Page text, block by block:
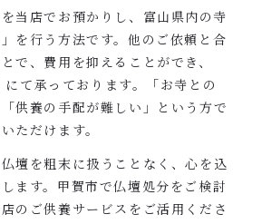
当店でお預かりし、富山県内の寺
を行う方法です。他のご依頼と合
で、費用を抑えることができ、
て承っております。「お寺との
供養の手配が難しい」という方で
ただけます。
壇を粗末に扱うことなく、心を込
ます。甲賀市で仏壇処分をご検討
のご供養サービスをご活用くださ